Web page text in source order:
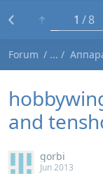
1 8
Forum
and
gorbi
Jun 2013